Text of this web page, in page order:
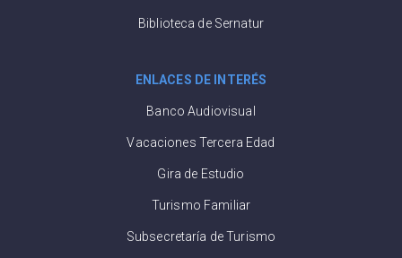
Biblioteca de Sernatur
ENLACES DE INTERÉS
Banco Audiovisual
Vacaciones Tercera Edad
Gira de Estudio
Turismo Familiar
Subsecretaría de Turismo